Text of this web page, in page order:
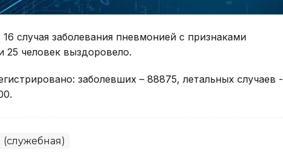
случая заболевания пневмонией с признаками
25 человек выздоровело.
заболевших – 88875, летальных случаев -